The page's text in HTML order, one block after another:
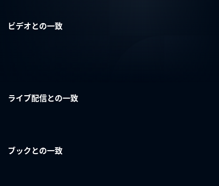
ビデオとの一致
ライブ配信との一致
ブックとの一致